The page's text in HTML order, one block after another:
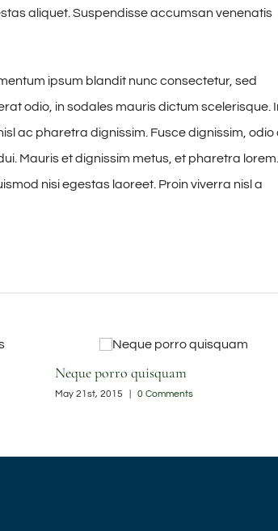
aliquet. Suspendisse accumsan venenatis
ipsum blandit nunc consectetur, sed
odio, in sodales mauris dictum scelerisque.
ac pharetra dignissim. Fusce dignissim, odio
Mauris et dignissim metus, et pharetra lorem.
nisi egestas laoreet. Proin viverra nisl a
Neque porro quisquam
May 21st, 2015 0 Comments